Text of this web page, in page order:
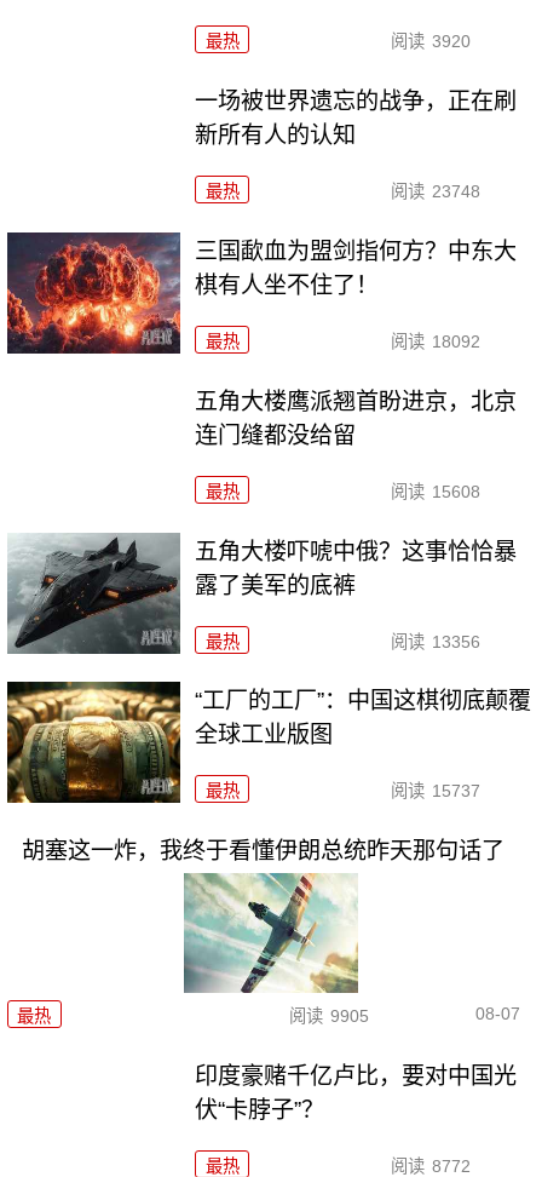
最热 阅读 3920
一场被世界遗忘的战争，正在刷
新所有人的认知
最热 阅读 23748
三国歃血为盟剑指何方？中东大
棋有人坐不住了！
最热 阅读 18092
五角大楼鹰派翘首盼进京，北京
连门缝都没给留
最热 阅读 15608
五角大楼吓唬中俄？这事恰恰暴
露了美军的底裤
最热 阅读 13356
“工厂的工厂”：中国这棋彻底颠覆
全球工业版图
最热 阅读 15737
胡塞这一炸，我终于看懂伊朗总统昨天那句话了
最热 阅读 9905 08-07
印度豪赌千亿卢比，要对中国光
伏“卡脖子”？
最热 阅读 8772